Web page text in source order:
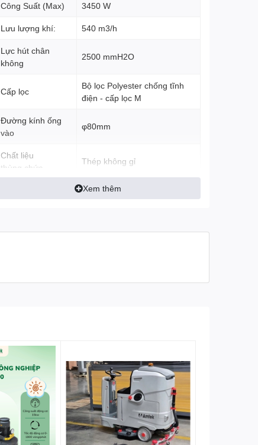
Công Suất (Max) 3450 W
Lưu lượng khí: 540 m3/h
Lực hút chân
không
2500 mmH2O
Cấp lọc
Bộ lọc Polyester chống tĩnh
điện - cấp lọc M
Đường kính ống
vào
φ80mm
Chất liệu
thùng chứa
Thép không gỉ
76 dB
Trọng lượng 70 Kg
Xem thêm